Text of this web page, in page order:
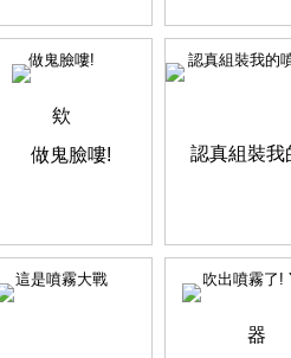
做鬼臉嘍! 認真組裝我的
這是噴霧大戰 吹出噴霧了!